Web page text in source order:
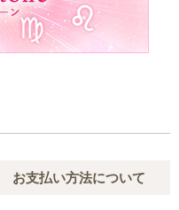
お支払い方法について